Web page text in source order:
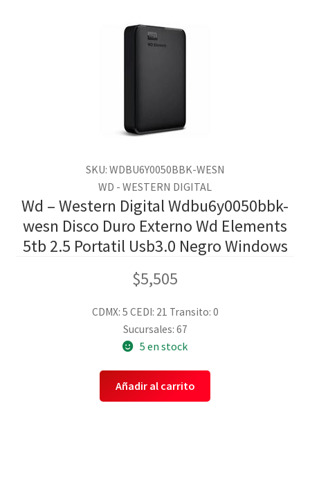
SKU: WDBU6Y0050BBK-WESN
WD - WESTERN DIGITAL
Wd – Western Digital Wdbu6y0050bbk-
wesn Disco Duro Externo Wd Elements
5tb 2.5 Portatil Usb3.0 Negro Windows
$5,505
CDMX: 5 CEDI: 21 Transito: 0
Sucursales: 67
5 en stock
Añadir al carrito